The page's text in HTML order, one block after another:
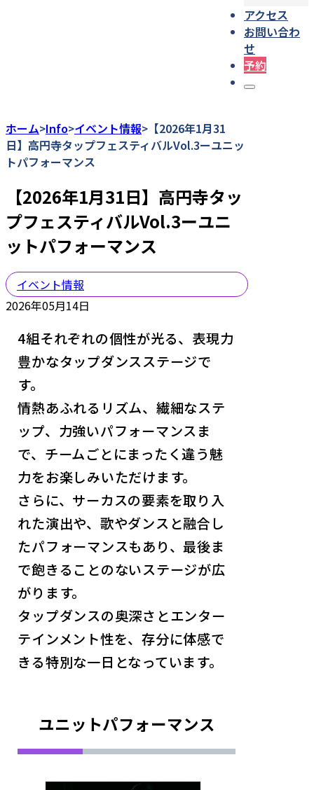
アクセス
お問い合わ
せ
予約
ホーム>Info>イベント情報> 【2026年1月31
日】高円寺タップフェスティバルVol.3ーユニッ
トパフォーマンス
【2026年1月31日】高円寺タッ
プフェスティバルVol.3ーユニ
ットパフォーマンス
イベント情報
2026年05月14日
4組それぞれの個性が光る、表現力
豊かなタップダンスステージで
す。
情熱あふれるリズム、繊細なステ
ップ、力強いパフォーマンスま
で、チームごとにまったく違う魅
力をお楽しみいただけます。
さらに、サーカスの要素を取り入
れた演出や、歌やダンスと融合し
たパフォーマンスもあり、最後ま
で飽きることのないステージが広
がります。
タップダンスの奥深さとエンター
テインメント性を、存分に体感で
きる特別な一日となっています。
ユニットパフォーマンス